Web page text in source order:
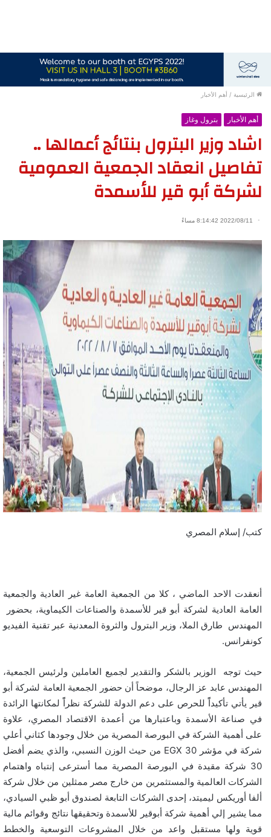
الرئيسية / أهم الأخبار
أهم الأخبار بترول وغاز
اشاد وزير البترول بنتائج أعمالها ..
تفاصيل انعقاد الجمعية العمومية
لشركة أبو قير للأسمدة
2022/08/11 8:14:42 مساءً
كتب/ إسلام المصري
أنعقدت الاحد الماضي ، كلا من الجمعية العامة غير العادية والجمعية
العامة العادية لشركة أبو قير للأسمدة والصناعات الكيماوية، بحضور
المهندس طارق الملا، وزير البترول والثروة المعدنية عبر تقنية الفيديو
كونفرانس.
حيث توجه الوزير بالشكر والتقدير لجميع العاملين ولرئيس الجمعية،
المهندس عابد عز الرجال، موضحاً أن حضور الجمعية العامة لشركة أبو
قير يأتي تأكيداًً للحرص على دعم الدولة للشركة نظراًً لمكانتها الرائدة
في صناعة الأسمدة وباعتبارها من أعمدة الاقتصاد المصري، علاوة
على أهمية الشركة في البورصة المصرية من خلال وجودها كثاني أعلي
شركة في مؤشر EGX 30 من حيث الوزن النسبي، والذي يضم أفضل
30 شركة مقيدة في البورصة المصرية مما أسترعى إنتباه واهتمام
الشركات العالمية والمستثمرين من خارج مصر ممثلين من خلال شركة
ألفا أوريكس ليميتد، إحدى الشركات التابعة لصندوق أبو ظبي السيادي،
مما يشير إلي أهمية شركة أبوقير للأسمدة وتحقيقها نتائج وقوائم مالية
قوية ولها مستقبل واعد من خلال المشروعات التوسعية والخطط